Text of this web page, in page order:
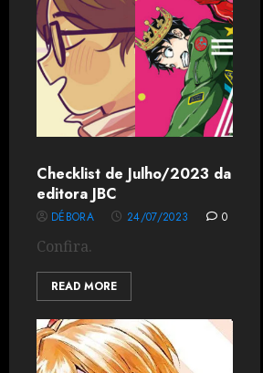
Checklist de Julho/2023 da
editora JBC
DÉBORA 24/07/2023 0
Confira.
READ MORE